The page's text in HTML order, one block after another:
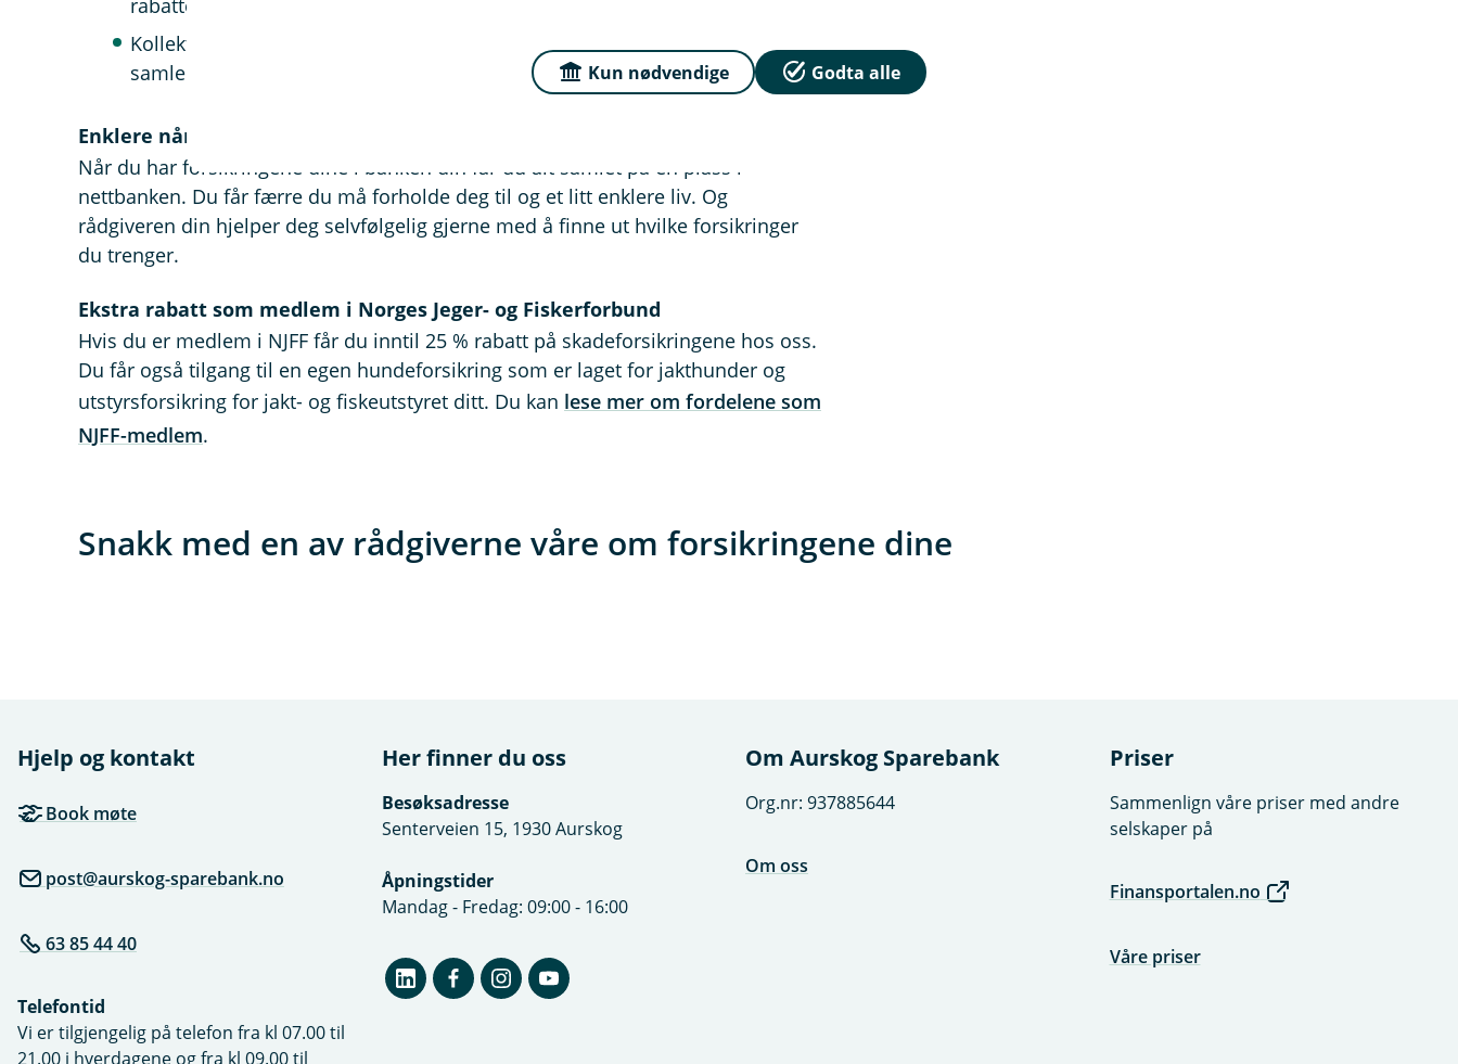
rabatten automatisk fra neste hovedforfall.
Kollektive forsikringer, forsikringer via jobben eller ung-pakka gir ikke
samlerabatt.
Enklere når du samler alt på en plass
Når du har forsikringene dine i banken din får du alt samlet på en plass i
nettbanken. Du får færre du må forholde deg til og et litt enklere liv. Og
rådgiveren din hjelper deg selvfølgelig gjerne med å finne ut hvilke forsikringer
du trenger.
Ekstra rabatt som medlem i Norges Jeger- og Fiskerforbund
Hvis du er medlem i NJFF får du inntil 25 % rabatt på skadeforsikringene hos oss.
Du får også tilgang til en egen hundeforsikring som er laget for jakthunder og
utstyrsforsikring for jakt- og fiskeutstyret ditt. Du kan lese mer om fordelene som
NJFF-medlem.
Snakk med en av rådgiverne våre om forsikringene dine
Hjelp og kontakt
Book møte
post@aurskog-sparebank.no
63 85 44 40
Telefontid
Vi er tilgjengelig på telefon fra kl 07.00 til
21.00 i hverdagene og fra kl 09.00 til
Her finner du oss
Besøksadresse
Senterveien 15, 1930 Aurskog
Åpningstider
Mandag - Fredag: 09:00 - 16:00
Om Aurskog Sparebank
Org.nr: 937885644
Om oss
Priser
Sammenlign våre priser med andre
selskaper på
Finansportalen.no
Våre priser
Kun nødvendige Godta alle